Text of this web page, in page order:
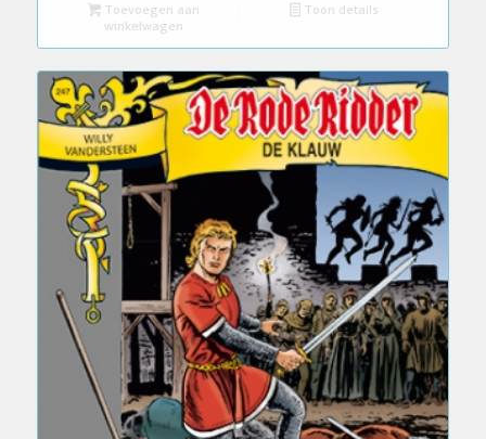
Toevoegen aan
winkelwagen
Toon details